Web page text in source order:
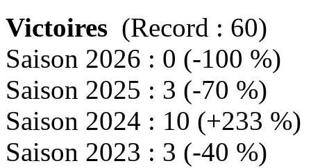
Victoires (Record : 60)
Saison 2026 : 0 (-100 %)
Saison 2025 : 3 (-70 %)
Saison 2024 : 10 (+233 %)
Saison 2023 : 3 (-40 %)